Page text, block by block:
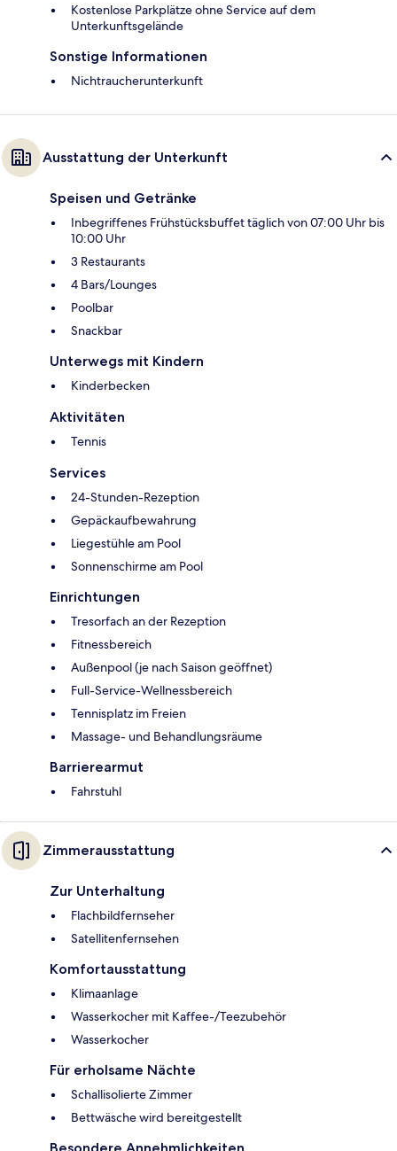
Kostenlose Parkplätze ohne Service auf dem
Unterkunftsgelände
Sonstige Informationen
Nichtraucherunterkunft
Ausstattung der Unterkunft
Speisen und Getränke
Inbegriffenes Frühstücksbuffet täglich von 07:00 Uhr bis
10:00 Uhr
3 Restaurants
4 Bars/Lounges
Poolbar
Snackbar
Unterwegs mit Kindern
Kinderbecken
Aktivitäten
Tennis
Services
24-Stunden-Rezeption
Gepäckaufbewahrung
Liegestühle am Pool
Sonnenschirme am Pool
Einrichtungen
Tresorfach an der Rezeption
Fitnessbereich
Außenpool (je nach Saison geöffnet)
Full-Service-Wellnessbereich
Tennisplatz im Freien
Massage- und Behandlungsräume
Barrierearmut
Fahrstuhl
Zimmerausstattung
Zur Unterhaltung
Flachbildfernseher
Satellitenfernsehen
Komfortausstattung
Klimaanlage
Wasserkocher mit Kaffee-/Teezubehör
Wasserkocher
Für erholsame Nächte
Schallisolierte Zimmer
Bettwäsche wird bereitgestellt